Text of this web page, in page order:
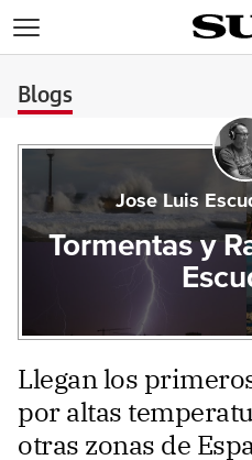
Blogs
Jose Luis
Tormentas y
Llegan los
por altas
otras zonas de